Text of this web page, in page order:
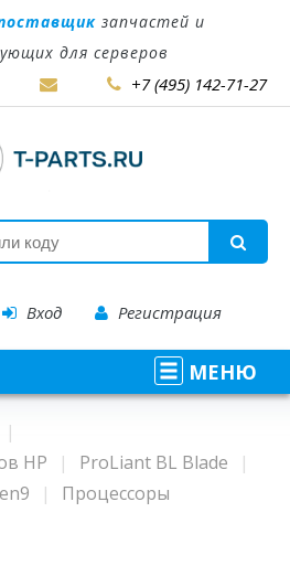
запчастей и
для серверов
+7 (495) 142-71-27
Вход Регистрация
МЕНЮ
HP
ProLiant BL Blade
Процессоры